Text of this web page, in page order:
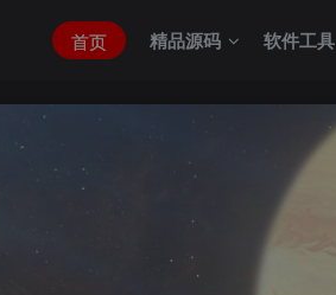
首页 精品源码 软件工具